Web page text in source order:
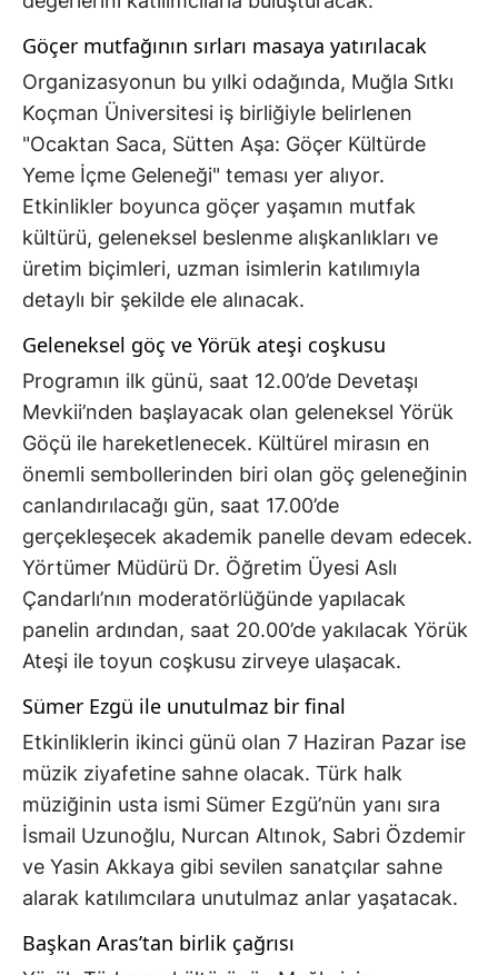
Göçer mutfağının sırları masaya yatırılacak
Organizasyonun bu yılki odağında, Muğla Sıtkı
Koçman Üniversitesi iş birliğiyle belirlenen
"Ocaktan Saca, Sütten Aşa: Göçer Kültürde
Yeme İçme Geleneği" teması yer alıyor.
Etkinlikler boyunca göçer yaşamın mutfak
kültürü, geleneksel beslenme alışkanlıkları ve
üretim biçimleri, uzman isimlerin katılımıyla
detaylı bir şekilde ele alınacak.
Geleneksel göç ve Yörük ateşi coşkusu
Programın ilk günü, saat 12.00’de Devetaşı
Mevkii’nden başlayacak olan geleneksel Yörük
Göçü ile hareketlenecek. Kültürel mirasın en
önemli sembollerinden biri olan göç geleneğinin
canlandırılacağı gün, saat 17.00’de
gerçekleşecek akademik panelle devam edecek.
Yörtümer Müdürü Dr. Öğretim Üyesi Aslı
Çandarlı’nın moderatörlüğünde yapılacak
panelin ardından, saat 20.00’de yakılacak Yörük
Ateşi ile toyun coşkusu zirveye ulaşacak.
Sümer Ezgü ile unutulmaz bir final
Etkinliklerin ikinci günü olan 7 Haziran Pazar ise
müzik ziyafetine sahne olacak. Türk halk
müziğinin usta ismi Sümer Ezgü’nün yanı sıra
İsmail Uzunoğlu, Nurcan Altınok, Sabri Özdemir
ve Yasin Akkaya gibi sevilen sanatçılar sahne
alarak katılımcılara unutulmaz anlar yaşatacak.
Başkan Aras’tan birlik çağrısı